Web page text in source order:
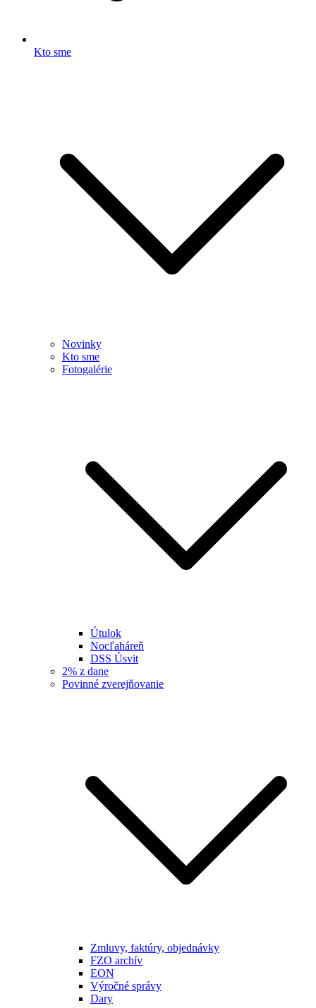
Kto sme
Novinky
Kto sme
Fotogalérie
Útulok
Nocľaháreň
DSS Úsvit
2% z dane
Povinné zverejňovanie
Zmluvy, faktúry, objednávky
FZO archív
EON
Výročné správy
Dary